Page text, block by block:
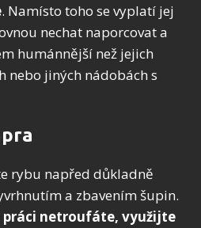
. Namísto toho se vyplatí jej
nechat naporcovat a
humánnější než jejich
nebo jiných nádobách s
rybu napřed důkladně
a zbavením šupin.
netroufáte, využijte